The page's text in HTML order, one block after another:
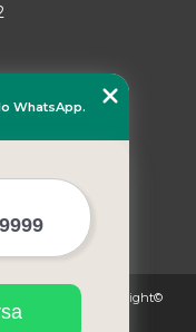
autorais. Copyright©
WhatsApp.